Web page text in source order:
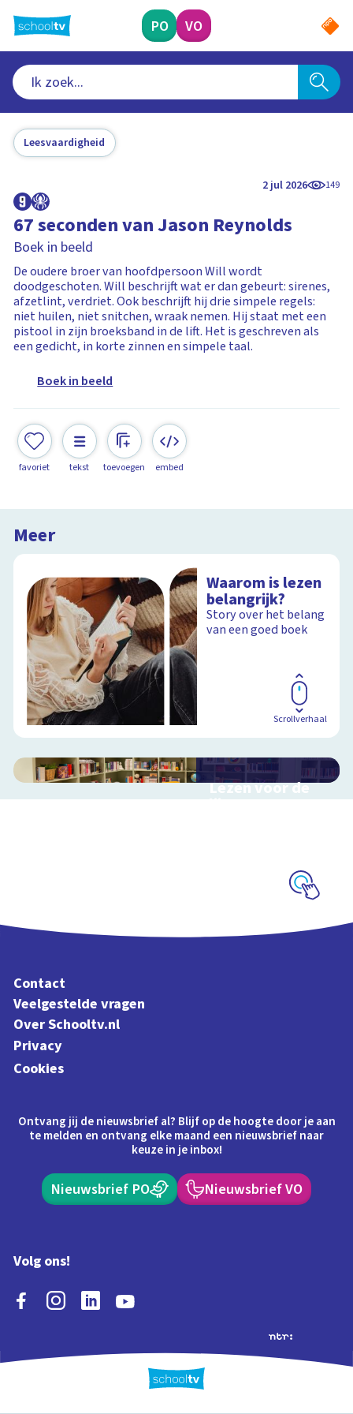
naar
hoofdinhoud
PO VO
Leesvaardigheid
2 jul 2026 149
67 seconden van Jason Reynolds
Boek in beeld
De oudere broer van hoofdpersoon Will wordt
doodgeschoten. Will beschrijft wat er dan gebeurt: sirenes,
afzetlint, verdriet. Ook beschrijft hij drie simpele regels:
niet huilen, niet snitchen, wraak nemen. Hij staat met een
pistool in zijn broeksband in de lift. Het is geschreven als
een gedicht, in korte zinnen en simpele taal.
Boek in beeld
favoriet tekst toevoegen embed
Meer
Waarom is lezen
belangrijk?
Story over het belang
van een goed boek
Scrollverhaal
Lezen voor de
lijst
Contact
Veelgestelde vragen
Over Schooltv.nl
Privacy
Cookies
Ontvang jij de nieuwsbrief al? Blijf op de hoogte door je aan
te melden en ontvang elke maand een nieuwsbrief naar
keuze in je inbox!
Nieuwsbrief PO Nieuwsbrief VO
Volg ons!